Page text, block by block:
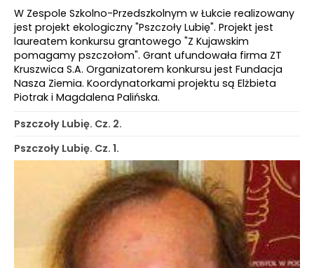
W Zespole Szkolno-Przedszkolnym w Łukcie realizowany
jest projekt ekologiczny "Pszczoły Lubię". Projekt jest
laureatem konkursu grantowego "Z Kujawskim
pomagamy pszczołom". Grant ufundowała firma ZT
Kruszwica S.A. Organizatorem konkursu jest Fundacja
Nasza Ziemia. Koordynatorkami projektu są Elżbieta
Piotrak i Magdalena Palińska.
Pszczoły Lubię. Cz. 2.
Pszczoły Lubię. Cz. 1.